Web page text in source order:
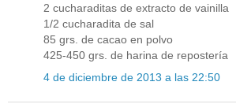
2 cucharaditas de extracto de vainilla
1/2 cucharadita de sal
85 grs. de cacao en polvo
425-450 grs. de harina de repostería
4 de diciembre de 2013 a las 22:50